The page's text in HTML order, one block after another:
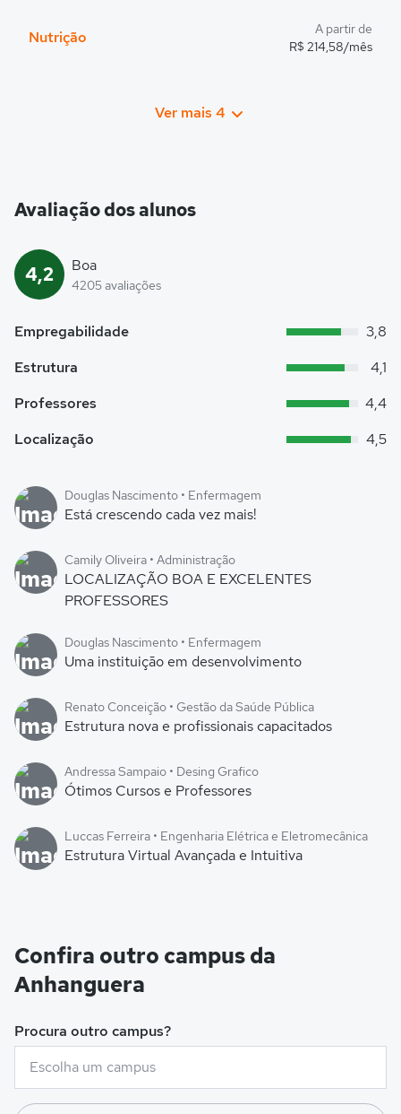
Nutrição
A partir de
R$ 214,58/mês
Ver mais 4
Avaliação dos alunos
4,2 Boa
4205 avaliações
Empregabilidade
3,8
Estrutura
4,1
Professores
4,4
Localização
4,5
Douglas Nascimento • Enfermagem
Está crescendo cada vez mais!
Camily Oliveira • Administração
LOCALIZAÇÃO BOA E EXCELENTES
PROFESSORES
Douglas Nascimento • Enfermagem
Uma instituição em desenvolvimento
Renato Conceição • Gestão da Saúde Pública
Estrutura nova e profissionais capacitados
Andressa Sampaio • Desing Grafico
Ótimos Cursos e Professores
Luccas Ferreira • Engenharia Elétrica e Eletromecânica
Estrutura Virtual Avançada e Intuitiva
Confira outro campus da
Anhanguera
Procura outro campus?